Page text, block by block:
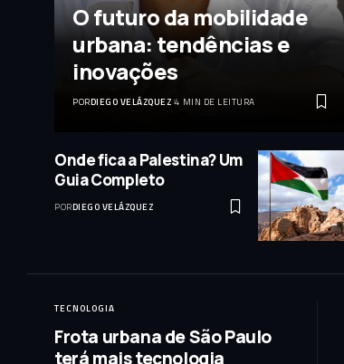
O futuro da mobilidade
urbana: tendências e
inovações
PORDIEGO VELÁZQUEZ 4 MIN DE LEITURA
Onde fica a Palestina? Um
Guia Completo
PORDIEGO VELÁZQUEZ
TECNOLOGIA
Frota urbana de São Paulo
terá mais tecnologia